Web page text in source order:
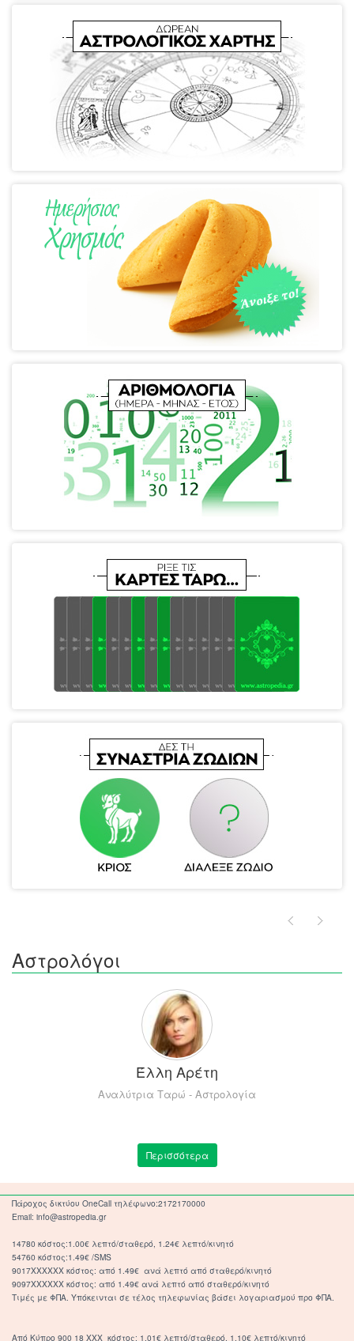
Αστρολόγοι
Έλλη Αρέτη
Αναλύτρια Ταρώ - Αστρολογία
Περισσότερα
Πάροχος δικτύου OneCall τηλέφωνο:2172170000
Email: info@astropedia.gr
14780 κόστος:1.00€ λεπτό/σταθερό, 1.24€ λεπτό/κινητό
54760 κόστος:1.49€ /SMS
9017XXXXXX κόστος: από 1.49€ ανά λεπτό από σταθερό/κινητό
9097XXXXXX κόστος: από 1.49€ ανά λεπτό από σταθερό/κινητό
Τιμές με ΦΠΑ. Υπόκεινται σε τέλος τηλεφωνίας βάσει λογαριασμού προ ΦΠΑ.
Από Κύπρο 900 18 ΧΧΧ κόστος: 1.01€ λεπτό/σταθερό, 1.10€ λεπτό/κινητό